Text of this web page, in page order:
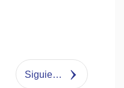
Siguiente